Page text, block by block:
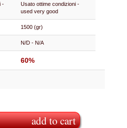
-
Usato ottime condizioni -
used very good
1500 (gr)
N/D - N/A
60%
add to cart